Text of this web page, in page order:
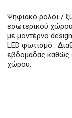
Ψηφιακό ρολόι /
εσωτερικού
με μοντέρνο
LED φωτισμό .
εβδομάδας καθώς
χώρου.